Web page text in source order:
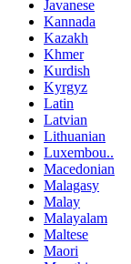
Javanese
Kannada
Kazakh
Khmer
Kurdish
Kyrgyz
Latin
Latvian
Lithuanian
Luxembou..
Macedonian
Malagasy
Malay
Malayalam
Maltese
Maori